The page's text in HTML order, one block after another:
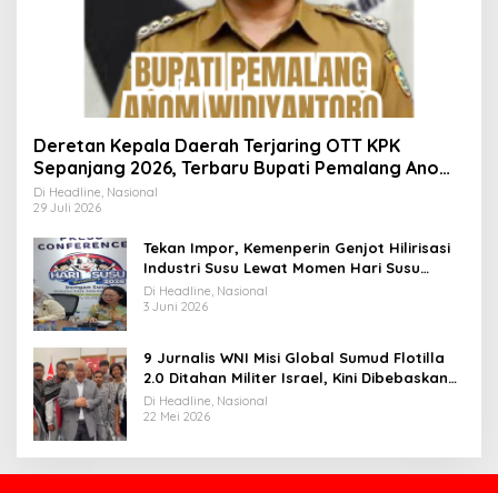
Deretan Kepala Daerah Terjaring OTT KPK
Sepanjang 2026, Terbaru Bupati Pemalang Anom
Widiyantoro
Di Headline, Nasional
29 Juli 2026
Tekan Impor, Kemenperin Genjot Hilirisasi
Industri Susu Lewat Momen Hari Susu
Nusantara 2026
Di Headline, Nasional
3 Juni 2026
9 Jurnalis WNI Misi Global Sumud Flotilla
2.0 Ditahan Militer Israel, Kini Dibebaskan
dan Dievakuasi ke Istanbul
Di Headline, Nasional
22 Mei 2026